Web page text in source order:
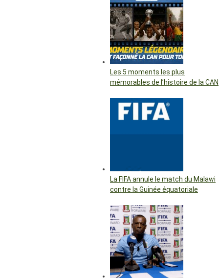
Les 5 moments les plus
mémorables de l’histoire de la CAN
La FIFA annule le match du Malawi
contre la Guinée équatoriale